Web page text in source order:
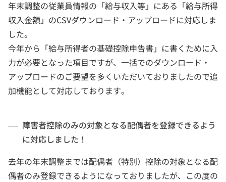
年末調整の従業員情報の「給与収入等」にある「給与所得
収入金額」のCSVダウンロード・アップロードに対応しま
した。
今年から「給与所得者の基礎控除申告書」に書くために入
力が必要となった項目ですが、一括でのダウンロード・
アップロードのご要望を多くいただいておりましたので追
加機能として対応しております。
障害者控除のみの対象となる配偶者を登録できるよう
に対応しました！
去年の年末調整までは配偶者（特別）控除の対象となる配
偶者のみ登録できるようになっておりましたが、この度の